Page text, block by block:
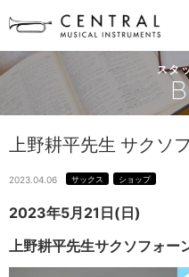
スタ
上野耕平先生 サクソ
2023.04.06 サックス ショップ
2023年5月21日(日)
上野耕平先生サクソフォー